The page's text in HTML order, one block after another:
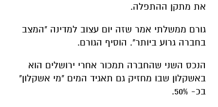
את מתקן ההתפלה.
גורם ממשלתי אמר שזה יום עצוב למדינה "המצב
בחברה גרוע ביותר". הוסיף הגורם.
הנכס השני שהחברה תמכור אחרי ירושלים הוא
באשקלון שבו מחזיק גם תאגיד המים "מי אשקלון"
בכ- 50%.